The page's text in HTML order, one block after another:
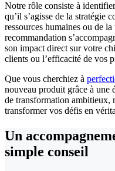
Notre rôle consiste à
qu’il s’agisse de la stratégie
ressources humaines ou de
recommandation
son impact direct sur votre
clients ou l’efficacité de vos
Que vous cherchiez à
nouveau produit grâce à une
de transformation ambitieux,
transformer vos défis en
Un
simple conseil